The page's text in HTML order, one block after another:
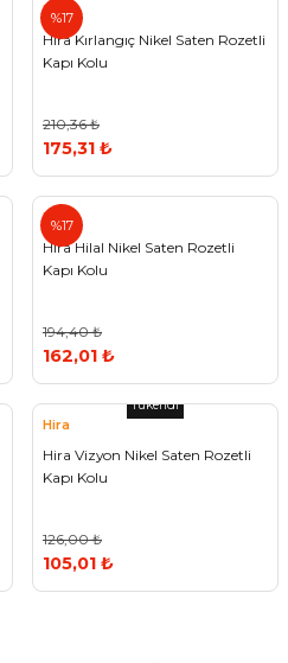
%17
Hira
Hira Kırlangıç Nikel Saten Rozetli
Kapı Kolu
210,36 ₺
175,31 ₺
%17
Hira
Hira Hilal Nikel Saten Rozetli
Kapı Kolu
194,40 ₺
162,01 ₺
Tükendi
Hira
Hira Vizyon Nikel Saten Rozetli
Kapı Kolu
126,00 ₺
105,01 ₺